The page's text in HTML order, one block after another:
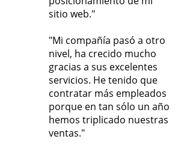
sitio web."
"Mi compañía pasó a otro
nivel, ha crecido mucho
gracias a sus excelentes
servicios. He tenido que
contratar más empleados
porque en tan sólo un año
hemos triplicado nuestras
ventas."